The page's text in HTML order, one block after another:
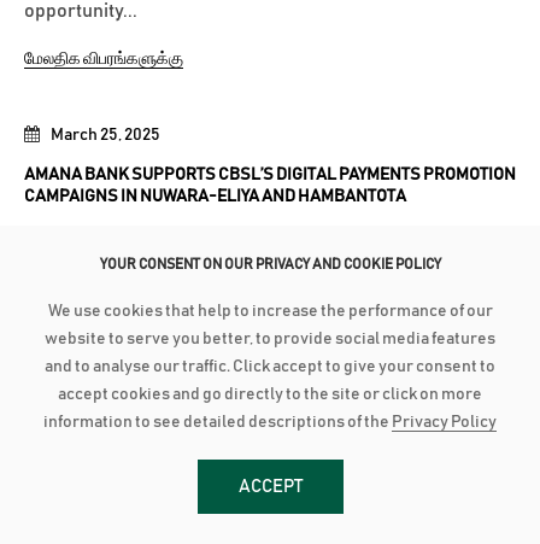
March 25, 2025
AMANA BANK SUPPORTS CBSL’S DIGITAL PAYMENTS PROMOTION
CAMPAIGNS IN NUWARA-ELIYA AND HAMBANTOTA
Eliya and Hambantota, under the theme “Shaping the
Future through Digital Transactions.” Organized by the
Central Bank of Sri Lanka (CBSL) in collaboration with the
respective District Secretariats,...
opportunity...
மேலதிக விபரங்களுக்கு
YOUR CONSENT ON OUR PRIVACY AND COOKIE POLICY
We use cookies that help to increase the performance of our
website to serve you better, to provide social media features
and to analyse our traffic. Click accept to give your consent to
accept cookies and go directly to the site or click on more
information to see detailed descriptions of the Privacy Policy
ACCEPT